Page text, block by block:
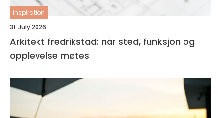
inspiration
31. July 2026
Arkitekt fredrikstad: når sted, funksjon og
opplevelse møtes